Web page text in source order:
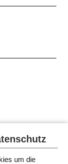
um die